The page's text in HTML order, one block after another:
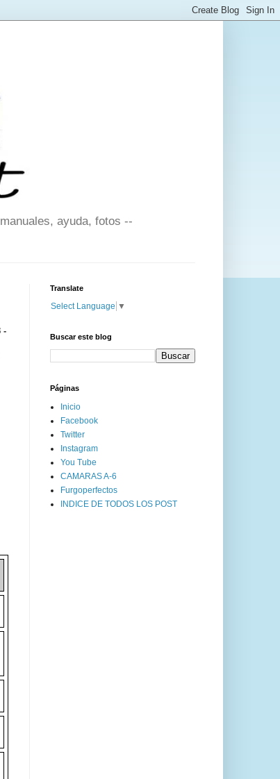
ayuda, fotos --
-
Translate
Select Language ▼
Buscar este blog
Páginas
Inicio
Facebook
Twitter
Instagram
You Tube
CAMARAS A-6
Furgoperfectos
INDICE DE TODOS LOS POST